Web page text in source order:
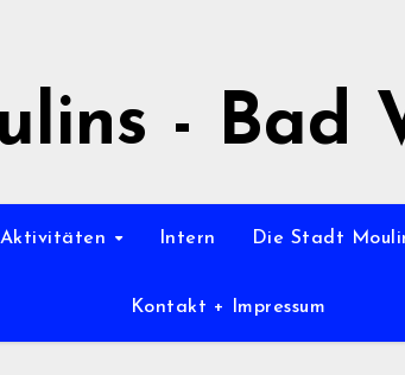
- Bad
Aktivitäten Intern Die Stadt
Kontakt + Impressum